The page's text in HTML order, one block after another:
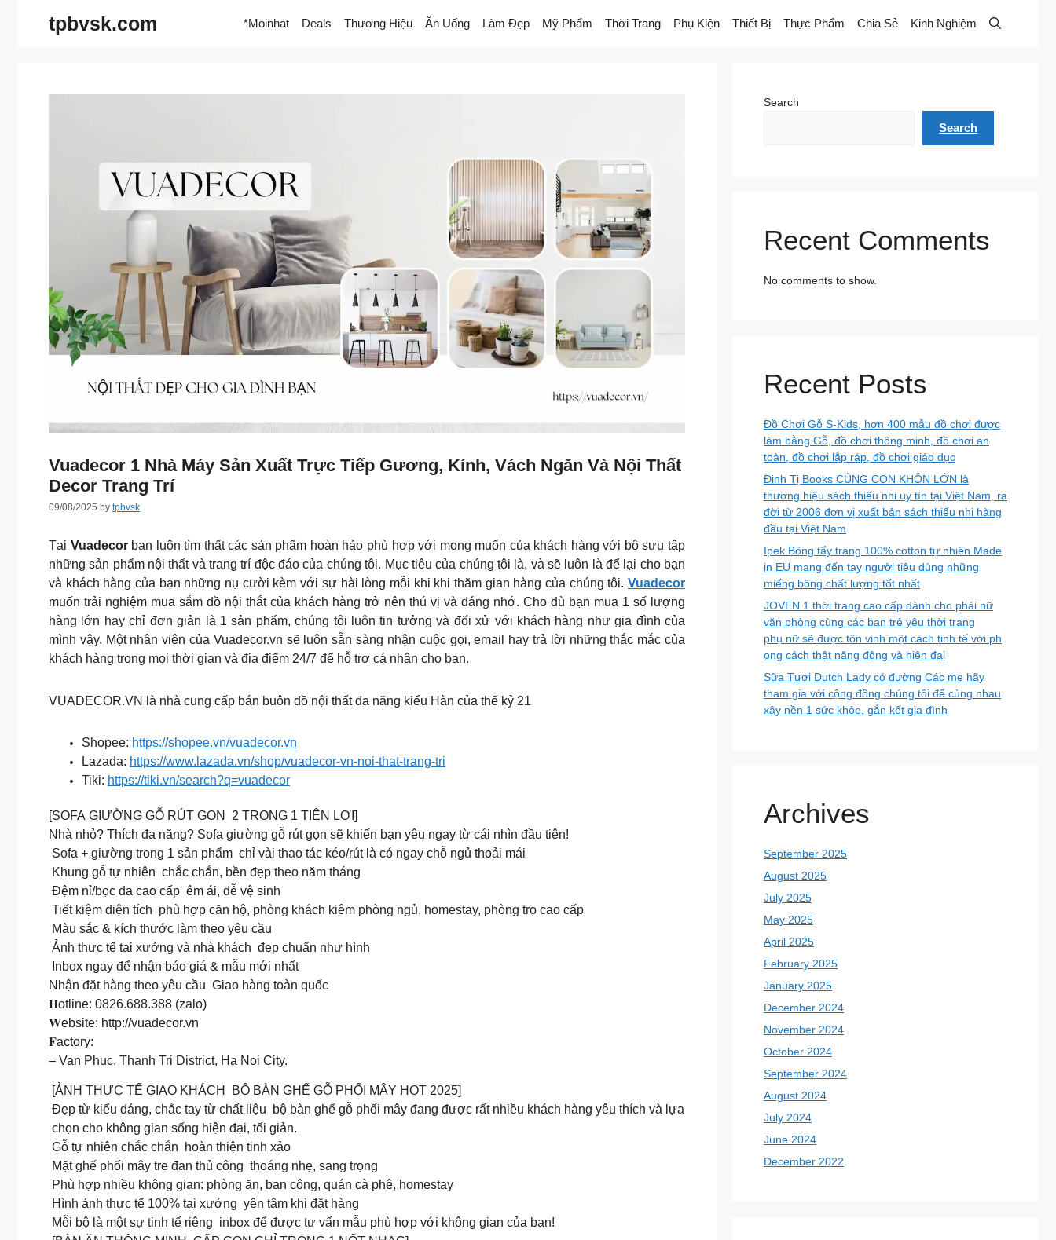
tpbvsk.com *Moinhat Deals Thương Hiệu Ăn Uống Làm Đẹp Mỹ Phẩm Thời Trang Phụ Kiện Thiết Bị Thực Phẩm Chia Sẻ Kinh Nghiệm
Vuadecor 1 Nhà Máy Sản Xuất Trực Tiếp Gương, Kính, Vách Ngăn Và Nội Thất
Decor Trang Trí
09/08/2025 by tpbvsk
Tại Vuadecor bạn luôn tìm thất các sản phẩm hoàn hảo phù hợp với mong muốn của khách hàng với bộ sưu tập
những sản phẩm nội thất và trang trí độc đáo của chúng tôi. Mục tiêu của chúng tôi là, và sẽ luôn là để lại cho bạn
và khách hàng của bạn những nụ cười kèm với sự hài lòng mỗi khi khi thăm gian hàng của chúng tôi. Vuadecor
muốn trải nghiệm mua sắm đồ nội thắt của khách hàng trở nên thú vị và đáng nhớ. Cho dù bạn mua 1 số lượng
hàng lớn hay chỉ đơn giản là 1 sản phẩm, chúng tôi luôn tin tưởng và đối xử với khách hàng như gia đình của
mình vậy. Một nhân viên của Vuadecor.vn sẽ luôn sẵn sàng nhận cuộc gọi, email hay trả lời những thắc mắc của
khách hàng trong mọi thời gian và địa điểm 24/7 để hỗ trợ cá nhân cho bạn.
VUADECOR.VN là nhà cung cấp bán buôn đồ nội thất đa năng kiểu Hàn của thế kỷ 21
Shopee: https://shopee.vn/vuadecor.vn
Lazada: https://www.lazada.vn/shop/vuadecor-vn-noi-that-trang-tri
Tiki: https://tiki.vn/search?q=vuadecor
[SOFA GIƯỜNG GỖ RÚT GỌN 2 TRONG 1 TIỆN LỢI]
Nhà nhỏ? Thích đa năng? Sofa giường gỗ rút gọn sẽ khiến bạn yêu ngay từ cái nhìn đầu tiên!
Sofa + giường trong 1 sản phẩm chỉ vài thao tác kéo/rút là có ngay chỗ ngủ thoải mái
Khung gỗ tự nhiên chắc chắn, bền đẹp theo năm tháng
Đệm nỉ/bọc da cao cấp êm ái, dễ vệ sinh
Tiết kiệm diện tích phù hợp căn hộ, phòng khách kiêm phòng ngủ, homestay, phòng trọ cao cấp
Màu sắc & kích thước làm theo yêu cầu
Ảnh thực tế tại xưởng và nhà khách đẹp chuẩn như hình
Inbox ngay để nhận báo giá & mẫu mới nhất
Nhận đặt hàng theo yêu cầu Giao hàng toàn quốc
𝐇otline: 0826.688.388 (zalo)
𝐖ebsite: http://vuadecor.vn
𝐅actory:
– Van Phuc, Thanh Tri District, Ha Noi City.
[ẢNH THỰC TẾ GIAO KHÁCH BỘ BÀN GHẾ GỖ PHỐI MÂY HOT 2025]
Đẹp từ kiểu dáng, chắc tay từ chất liệu bộ bàn ghế gỗ phối mây đang được rất nhiều khách hàng yêu thích và lựa
chọn cho không gian sống hiện đại, tối giản.
Gỗ tự nhiên chắc chắn hoàn thiện tinh xảo
Mặt ghế phối mây tre đan thủ công thoáng nhẹ, sang trọng
Phù hợp nhiều không gian: phòng ăn, ban công, quán cà phê, homestay
Hình ảnh thực tế 100% tại xưởng yên tâm khi đặt hàng
Mỗi bộ là một sự tinh tế riêng inbox để được tư vấn mẫu phù hợp với không gian của bạn!
Search
Search
Recent Comments
No comments to show.
Recent Posts
Đồ Chơi Gỗ S-Kids, hơn 400 mẫu đồ chơi được
làm bằng Gỗ, đồ chơi thông minh, đồ chơi an
toàn, đồ chơi lắp ráp, đồ chơi giáo dục
Đinh Tị Books CÙNG CON KHÔN LỚN là
thương hiệu sách thiếu nhi uy tín tại Việt Nam, ra
đời từ 2006 đơn vị xuất bản sách thiếu nhi hàng
đầu tại Việt Nam
Ipek Bông tẩy trang 100% cotton tự nhiên Made
in EU mang đến tay người tiêu dùng những
miếng bông chất lượng tốt nhất
JOVEN 1 thời trang cao cấp dành cho phái nữ
văn phòng cùng các bạn trẻ yêu thời trang
phụ nữ sẽ được tôn vinh một cách tinh tế với ph
ong cách thật năng động và hiện đại
Sữa Tươi Dutch Lady có đường Các mẹ hãy
tham gia với cộng đồng chúng tôi để cùng nhau
xây nền 1 sức khỏe, gắn kết gia đình
Archives
September 2025
August 2025
July 2025
May 2025
April 2025
February 2025
January 2025
December 2024
November 2024
October 2024
September 2024
August 2024
July 2024
June 2024
December 2022